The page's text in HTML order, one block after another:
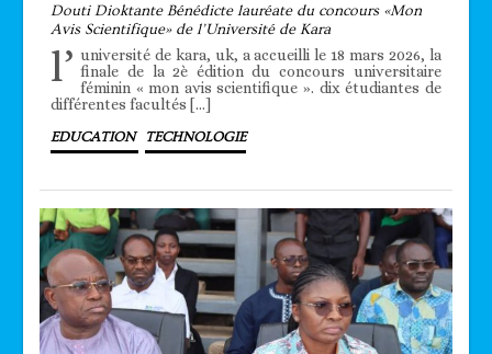
Douti Dioktante Bénédicte lauréate du concours «Mon
Avis Scientifique» de l’Université de Kara
l’ université de kara, uk, a accueilli le 18 mars 2026, la
finale de la 2è édition du concours universitaire
féminin « mon avis scientifique ». dix étudiantes de
différentes facultés […]
EDUCATION TECHNOLOGIE